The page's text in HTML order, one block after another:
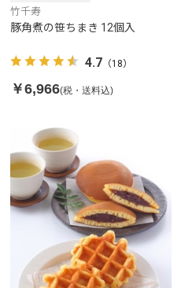
竹千寿
豚角煮の笹ちまき 12個入
4.7 （18）
￥6,966(税・送料込)